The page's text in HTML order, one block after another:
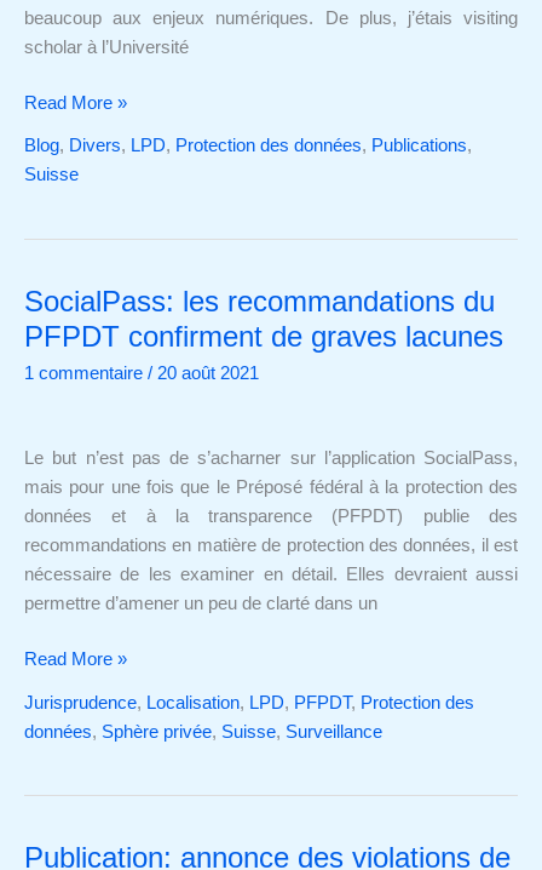
beaucoup aux enjeux numériques. De plus, j’étais visiting
scholar à l’Université
Read More »
Blog, Divers, LPD, Protection des données, Publications,
Suisse
SocialPass: les recommandations du
PFPDT confirment de graves lacunes
1 commentaire / 20 août 2021
Le but n’est pas de s’acharner sur l’application SocialPass,
mais pour une fois que le Préposé fédéral à la protection des
données et à la transparence (PFPDT) publie des
recommandations en matière de protection des données, il est
nécessaire de les examiner en détail. Elles devraient aussi
permettre d’amener un peu de clarté dans un
SocialPass:
les
du
graves
Read More »
Jurisprudence, Localisation, LPD, PFPDT, Protection des
données, Sphère privée, Suisse, Surveillance
Publication: annonce des violations de
Publication: